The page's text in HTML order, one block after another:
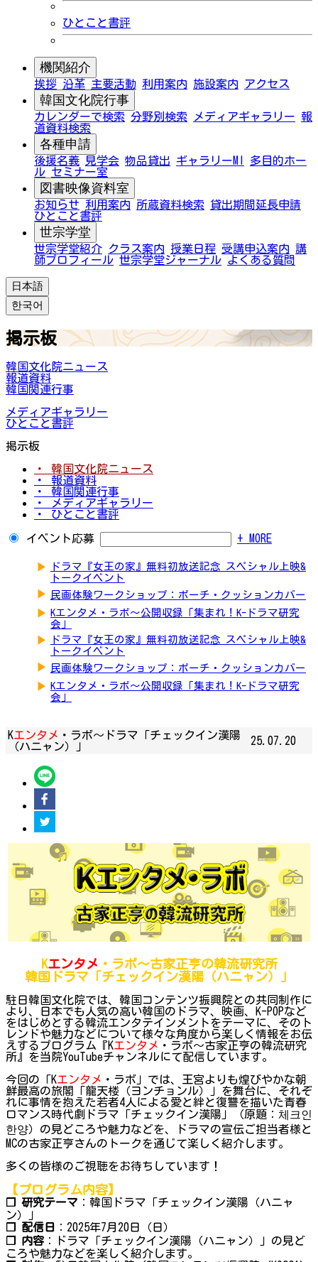
ひとこと書評
機関紹介
挨拶 沿革 主要活動 利用案内 施設案内 アクセス
韓国文化院行事
カレンダーで検索 分野別検索 メディアギャラリー 報
道資料検索
各種申請
後援名義 見学会 物品貸出 ギャラリーMI
多目的ホー
ル セミナー室
図書映像資料室
お知らせ 利用案内 所蔵資料検索
貸出期間延長申請
ひとこと書評
世宗学堂
世宗学堂紹介 クラス案内 授業日程 受講申込案内 講
師プロフィール 世宗学堂ジャーナル よくある質問
日本語
한국어
掲示板
韓国文化院ニュース
報道資料
韓国関連行事
メディアギャラリー
ひとこと書評
掲示板
・ 韓国文化院ニュース
・ 報道資料
・ 韓国関連行事
・ メディアギャラリー
・ ひとこと書評
イベント応募 + MORE
▶
ドラマ『女王の家』無料初放送記念 スペシャル上映&
トークイベント
▶ 民画体験ワークショップ：ポーチ・クッションカバー
▶ Kエンタメ・ラボ～公開収録「集まれ！K-ドラマ研究
会」
▶
ドラマ『女王の家』無料初放送記念 スペシャル上映&
トークイベント
▶ 民画体験ワークショップ：ポーチ・クッションカバー
▶ Kエンタメ・ラボ～公開収録「集まれ！K-ドラマ研究
会」
Kエンタメ ・ラボ～ドラマ「チェックイン漢陽
（ハニャン）」
25.07.20
Kエンタメ ・ラボ～古家正亨の韓流研究所
韓国ドラマ「チェックイン漢陽（ハニャン）」
駐日韓国文化院では、韓国コンテンツ振興院との共同制作に
より、日本でも人気の高い韓国のドラマ、映画、K-POPなど
をはじめとする韓流エンタテインメントをテーマに、そのト
レンドや魅力などについて様々な角度から楽しく情報をお伝
えするプログラム『Kエンタメ ・ラボ～古家正亨の韓流研究
所』を当院YouTubeチャンネルにて配信しています。
今回の「Kエンタメ ・ラボ」では、王宮よりも煌びやかな朝
鮮最高の旅閣「龍天楼（ヨンチョンル）」を舞台に、それぞ
れに事情を抱えた若者4人による愛と絆と復讐を描いた青春
ロマンス時代劇ドラマ「チェックイン漢陽」（原題：체크인
한양）の見どころや魅力などを、ドラマの宣伝ご担当者様と
MCの古家正亨さんのトークを通じて楽しく紹介します。
多くの皆様のご視聴をお待ちしています！
【プログラム内容】
❐ 研究テーマ ：韓国ドラマ「チェックイン漢陽（ハニャ
ン）」
❐ 配信日
：2025年7月20日（日）
❐ 内容 ：ドラマ「チェックイン漢陽（ハニャン）」の見ど
ころや魅力などを楽しく紹介します。